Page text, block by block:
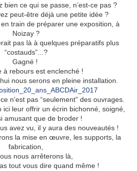
bien ce qui se passe, n’est-ce pas ?
peut-être déjà une petite idée ?
train de préparer une exposition, à
Noizay ?
pas là à quelques préparatifs plus
“costauds”...?
Gagné !
à rebours est enclenché !
nous serons en pleine installation.
n’est pas “seulement” des ouvrages.
ici leur offrir un écrin bichonné, soigné,
amusant que de broder !
avez vu, il y aura des nouveautés !
la mise en œuvre, les supports, la
fabrication,
nous arrêterons là,
tout vous dire quand même !